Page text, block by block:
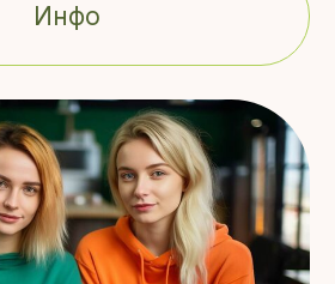
Инфо